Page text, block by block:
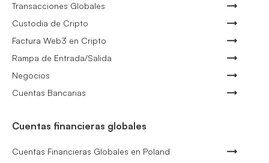
Transacciones Globales
Custodia de Cripto
Factura Web3 en Cripto
Rampa de Entrada/Salida
Negocios
Cuentas Bancarias
Cuentas financieras globales
Cuentas Financieras Globales en Poland